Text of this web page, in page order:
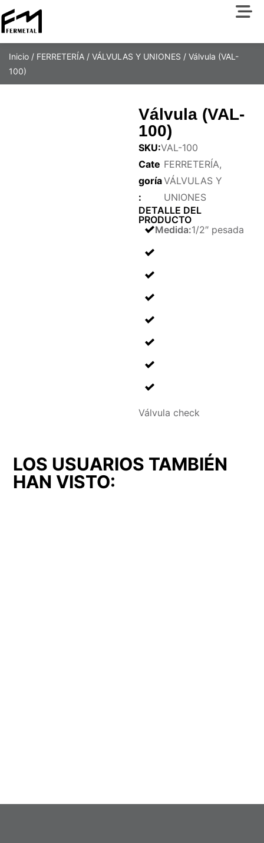
Inicio / FERRETERÍA / VÁLVULAS Y UNIONES / Válvula (VAL-
100)
Válvula (VAL-
100)
SKU:VAL-100
Cate
goría
:
FERRETERÍA,
VÁLVULAS Y
UNIONES
DETALLE DEL
PRODUCTO
Medida:1/2″ pesada
Válvula check
LOS USUARIOS TAMBIÉN
HAN VISTO: